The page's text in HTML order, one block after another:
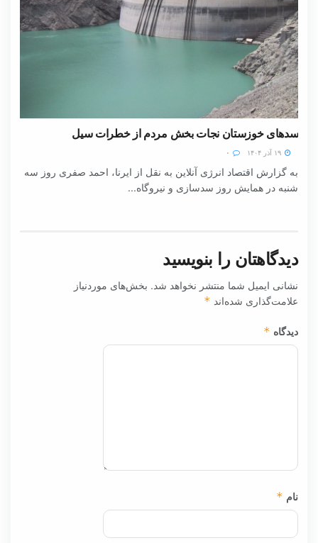
سدهای خوزستان نجات بخش مردم از خطرات سیل
به گزارش اقتصاد انرژی آنلاین به نقل از ایرنا، احمد صفری روز سه
شنبه در همایش روز سدسازی و نیروگاه...
دیدگاهتان را بنویسید
نشانی ایمیل شما منتشر نخواهد شد. بخش‌های موردنیاز
علامت‌گذاری شده‌اند *
دیدگاه *
نام *